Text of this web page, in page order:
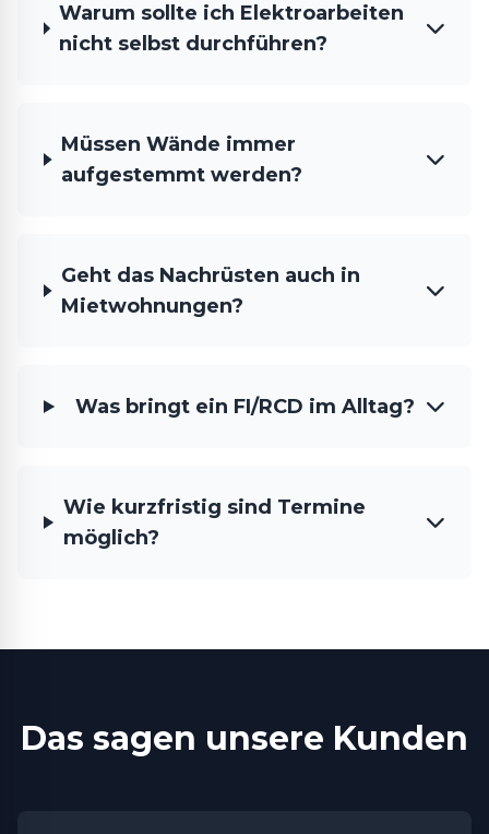
Warum sollte ich Elektroarbeiten
nicht selbst durchführen?
Müssen Wände immer
aufgestemmt werden?
Geht das Nachrüsten auch in
Mietwohnungen?
Was bringt ein FI/RCD im Alltag?
Wie kurzfristig sind Termine
möglich?
Das sagen unsere Kunden